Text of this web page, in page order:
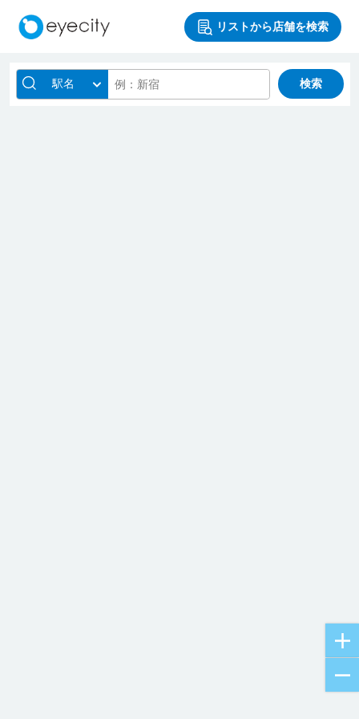
リストから店舗を検索
駅名 検索